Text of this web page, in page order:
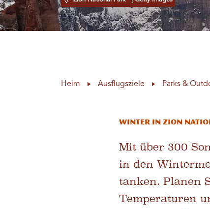
Heim Ausflugsziele Parks &
Winter in Zion
Mit über 300
in den
tanken. Planen
Temperaturen